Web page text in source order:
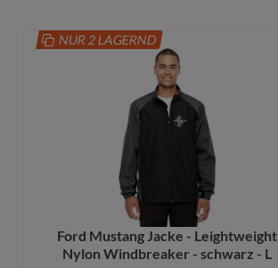
NUR 2 LAGERND
Ford Mustang Jacke - Leightweight
Nylon Windbreaker - schwarz - L